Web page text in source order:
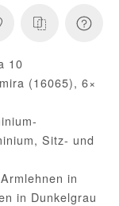
10
(16065), 6×
Sitz- und
in
in Dunkelgrau